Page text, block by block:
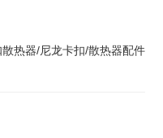
热器/尼龙卡扣/散热器配件